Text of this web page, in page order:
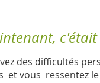
des difficultés
et vous ressentez